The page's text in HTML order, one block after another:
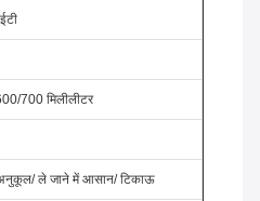
700 मिलीलीटर
अनुकूल/ ले जाने में आसान/ टिकाऊ